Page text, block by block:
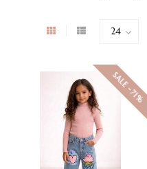
SALE -71%